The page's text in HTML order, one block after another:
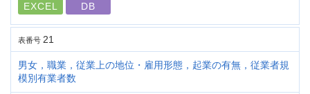
EXCEL DB
表番号 21
男女，職業，従業上の地位・雇用形態，起業の有無，従業者規
模別有業者数